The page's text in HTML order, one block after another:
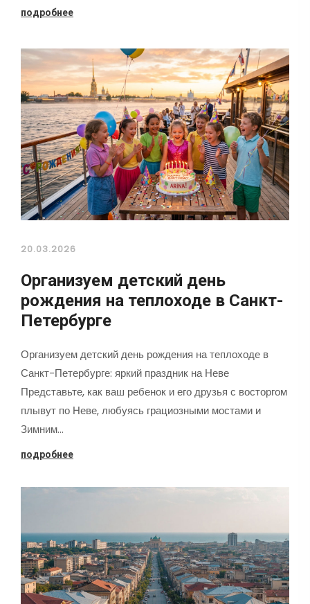
подробнее
20.03.2026
Организуем детский день
рождения на теплоходе в Санкт-
Петербурге
Организуем детский день рождения на теплоходе в
Санкт-Петербурге: яркий праздник на Неве
Представьте, как ваш ребенок и его друзья с восторгом
плывут по Неве, любуясь грациозными мостами и
Зимним…
подробнее